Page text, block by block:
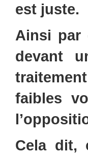
est juste.
Ainsi par
devant
faibles
Cela dit,